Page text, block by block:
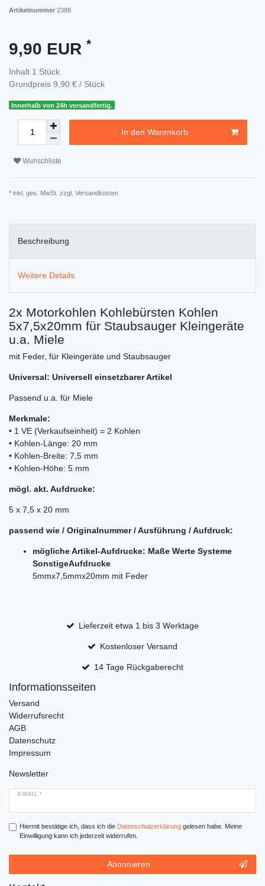
Artikelnummer 2388
9,90 EUR *
Inhalt 1 Stück
Grundpreis 9,90 € / Stück
Innerhalb von 24h versandfertig.
In den Warenkorb
Wunschliste
* inkl. ges. MwSt. zzgl. Versandkosten
Beschreibung
Weitere Details
2x Motorkohlen Kohlebürsten Kohlen
5x7,5x20mm für Staubsauger Kleingeräte
u.a. Miele
mit Feder, für Kleingeräte und Staubsauger
Universal: Universell einsetzbarer Artikel
Passend u.a. für Miele
Merkmale:
• 1 VE (Verkaufseinheit) = 2 Kohlen
• Kohlen-Länge: 20 mm
• Kohlen-Breite: 7,5 mm
• Kohlen-Höhe: 5 mm
mögl. akt. Aufdrucke:
5 x 7,5 x 20 mm
passend wie / Originalnummer / Ausführung / Aufdruck:
mögliche Artikel-Aufdrucke: Maße Werte Systeme
SonstigeAufdrucke
5mmx7,5mmx20mm mit Feder
Lieferzeit etwa 1 bis 3 Werktage
Kostenloser Versand
14 Tage Rückgaberecht
Informationsseiten
Versand
Widerrufsrecht
AGB
Datenschutz
Impressum
Newsletter
E-MAIL *
Hiermit bestätige ich, dass ich die Daten­schutz­erklärunggelesen habe. Meine
Einwilligung kann ich jederzeit widerrufen.
Abonnieren